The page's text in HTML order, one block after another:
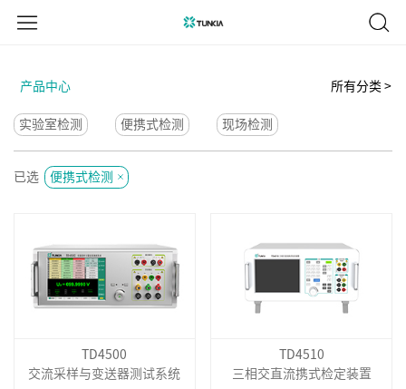
产品中心 所有分类 >
实验室检测 便携式检测 现场检测
已选 便携式检测
TD4500
交流采样与变送器测试系统
TD4510
三相交直流携式检定装置